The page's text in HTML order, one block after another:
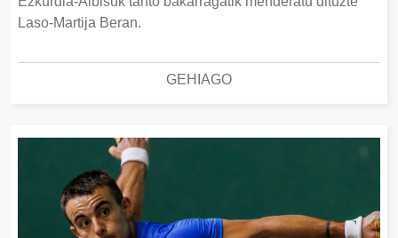
Laso-Martija Beran.
GEHIAGO